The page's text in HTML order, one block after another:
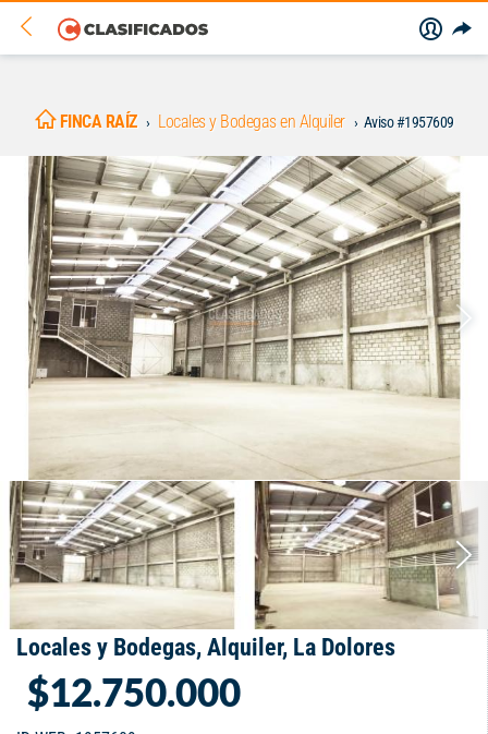
FINCA RAÍZ Locales y Bodegas en Alquiler Aviso #1957609
Locales y Bodegas, Alquiler, La Dolores
$12.750.000